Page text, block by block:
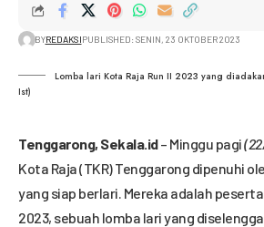
BYREDAKSIPUBLISHED: SENIN, 23 OKTOBER 2023
Lomba lari Kota Raja Run II 2023 yang
Ist)
Tenggarong, Sekala.id– Minggu pagi
Kota Raja (TKR) Tenggarong dipenuhi
yang siap berlari. Mereka adalah peserta
2023, sebuah lomba lari yang